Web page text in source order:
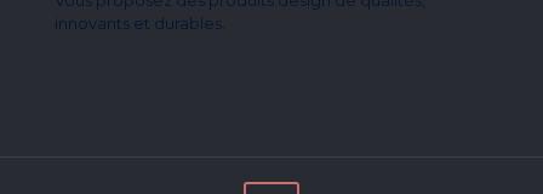
innovants et durables.